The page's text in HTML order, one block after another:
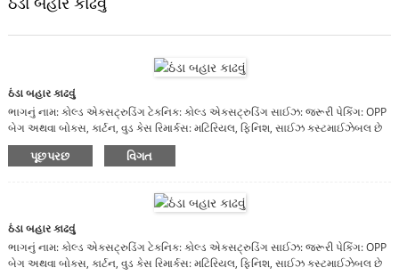
ઠંડા બહાર કાઢવું
ભાગનું નામ: કોલ્ડ એક્સટ્રુડિંગ ટેકનિક: કોલ્ડ એક્સટ્રુડિંગ સાઈઝ: જરૂરી પેકિંગ: OPP
બેગ અથવા બોક્સ, કાર્ટન, વુડ કેસ રિમાર્કસ: મટિરિયલ, ફિનિશ, સાઈઝ કસ્ટમાઈઝેબલ છે
પૂછપરછ વિગત
ઠંડા બહાર કાઢવું
ભાગનું નામ: કોલ્ડ એક્સટ્રુડિંગ ટેકનિક: કોલ્ડ એક્સટ્રુડિંગ સાઈઝ: જરૂરી પેકિંગ: OPP
બેગ અથવા બોક્સ, કાર્ટન, વુડ કેસ રિમાર્કસ: મટિરિયલ, ફિનિશ, સાઈઝ કસ્ટમાઈઝેબલ છે